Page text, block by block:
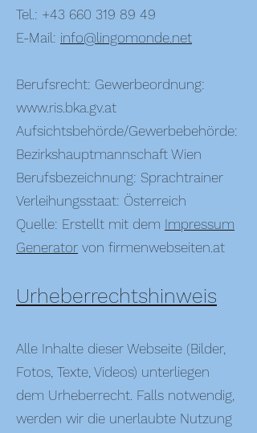
Tel.: +43 660 319 89 49
E-Mail: info@lingomonde.net
Berufsrecht: Gewerbeordnung:
www.ris.bka.gv.at
Aufsichtsbehörde/Gewerbebehörde:
Bezirkshauptmannschaft Wien
Berufsbezeichnung: Sprachtrainer
Verleihungsstaat: Österreich
Quelle: Erstellt mit dem Impressum
Generator von firmenwebseiten.at
Urheberrechtshinweis
Alle Inhalte dieser Webseite (Bilder,
Fotos, Texte, Videos) unterliegen
dem Urheberrecht. Falls notwendig,
werden wir die unerlaubte Nutzung